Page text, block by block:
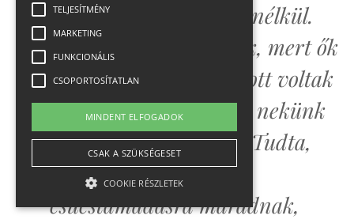
mindenféle egyeztetés nélkül.
Amit részben megértek, mert ők
már november végén ott voltak
az alaptáborban, hogy nekünk
előkészítsék a terepet. Tudta,
hogy ha még egy
csúcstámadásra maradnak,
TELJESÍTMÉNY
MARKETING
FUNKCIONÁLIS
CSOPORTOSÍTATLAN
MINDENT ELFOGADOK
CSAK A SZÜKSÉGESET
COOKIE RÉSZLETEK